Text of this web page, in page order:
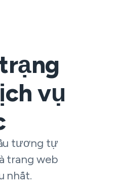
vụ
tương tự
trang web
nhất.